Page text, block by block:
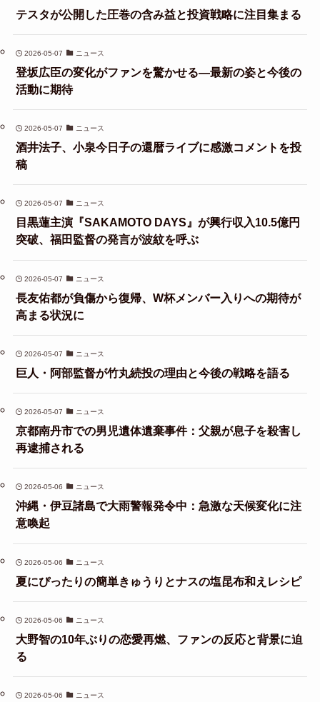
テスタが公開した圧巻の含み益と投資戦略に注目集まる
2026-05-07 ニュース
登坂広臣の変化がファンを驚かせる—最新の姿と今後の
活動に期待
2026-05-07 ニュース
酒井法子、小泉今日子の還暦ライブに感激コメントを投
稿
2026-05-07 ニュース
目黒蓮主演『SAKAMOTO DAYS』が興行収入10.5億円
突破、福田監督の発言が波紋を呼ぶ
2026-05-07 ニュース
長友佑都が負傷から復帰、W杯メンバー入りへの期待が
高まる状況に
2026-05-07 ニュース
巨人・阿部監督が竹丸続投の理由と今後の戦略を語る
2026-05-07 ニュース
京都南丹市での男児遺体遺棄事件：父親が息子を殺害し
再逮捕される
2026-05-06 ニュース
沖縄・伊豆諸島で大雨警報発令中：急激な天候変化に注
意喚起
2026-05-06 ニュース
夏にぴったりの簡単きゅうりとナスの塩昆布和えレシピ
2026-05-06 ニュース
大野智の10年ぶりの恋愛再燃、ファンの反応と背景に迫
る
2026-05-06 ニュース